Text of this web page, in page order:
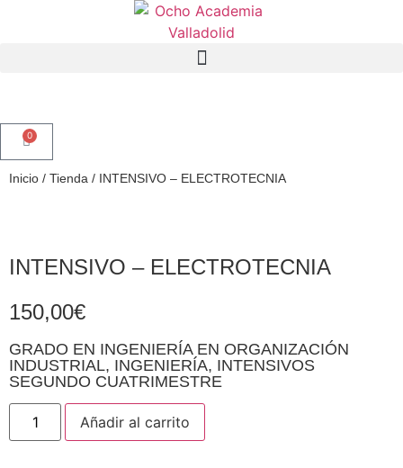
0
Inicio / Tienda / INTENSIVO – ELECTROTECNIA
INTENSIVO – ELECTROTECNIA
150,00€
GRADO EN INGENIERÍA EN ORGANIZACIÓN
INDUSTRIAL, INGENIERÍA, INTENSIVOS
SEGUNDO CUATRIMESTRE
Añadir al carrito